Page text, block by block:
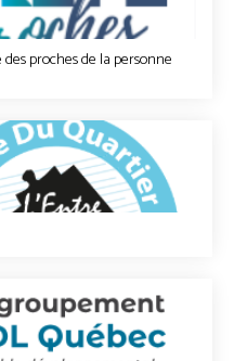
proches de la personne